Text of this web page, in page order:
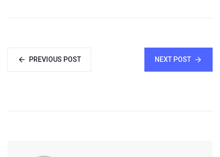
PREVIOUS POST NEXT POST